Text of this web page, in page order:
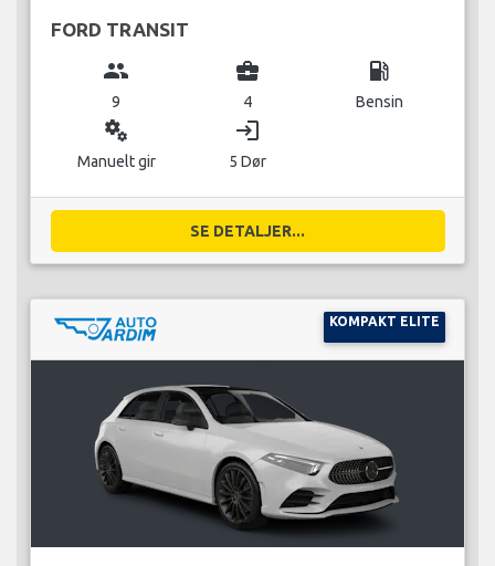
FORD TRANSIT
group
9
business_center
4
local_gas_station
Bensin
miscellaneous_services
Manuelt gir
login
5 Dør
SE DETALJER...
KOMPAKT ELITE